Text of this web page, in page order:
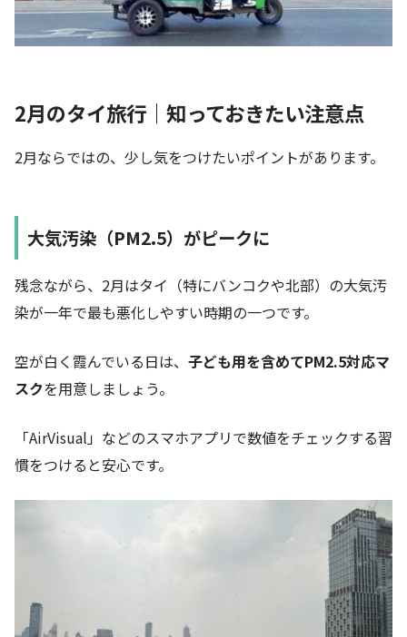
2月のタイ旅行｜知っておきたい注意点
2月ならではの、少し気をつけたいポイントがあります。
大気汚染（PM2.5）がピークに
残念ながら、2月はタイ（特にバンコクや北部）の大気汚
染が一年で最も悪化しやすい時期の一つです。
空が白く霞んでいる日は、 子ども用を含めてPM2.5対応マ
スクを用意しましょう。
「AirVisual」などのスマホアプリで数値をチェックする習
慣をつけると安心です。